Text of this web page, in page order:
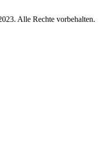
Alle Rechte vorbehalten.